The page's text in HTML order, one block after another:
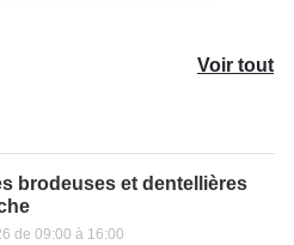
Voir tout
brodeuses et dentellières
de 09:00 à 16:00